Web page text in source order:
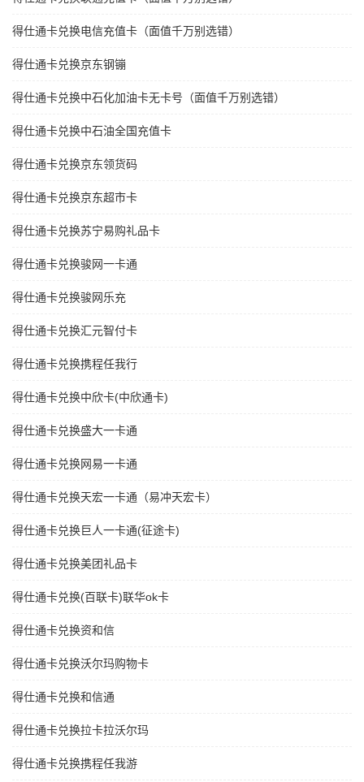
得仕通卡兑换电信充值卡（面值千万别选错）
得仕通卡兑换京东钢镚
得仕通卡兑换中石化加油卡无卡号（面值千万别选错）
得仕通卡兑换中石油全国充值卡
得仕通卡兑换京东领货码
得仕通卡兑换京东超市卡
得仕通卡兑换苏宁易购礼品卡
得仕通卡兑换骏网一卡通
得仕通卡兑换骏网乐充
得仕通卡兑换汇元智付卡
得仕通卡兑换携程任我行
得仕通卡兑换中欣卡(中欣通卡)
得仕通卡兑换盛大一卡通
得仕通卡兑换网易一卡通
得仕通卡兑换天宏一卡通（易冲天宏卡）
得仕通卡兑换巨人一卡通(征途卡)
得仕通卡兑换美团礼品卡
得仕通卡兑换(百联卡)联华ok卡
得仕通卡兑换资和信
得仕通卡兑换沃尔玛购物卡
得仕通卡兑换和信通
得仕通卡兑换拉卡拉沃尔玛
得仕通卡兑换携程任我游